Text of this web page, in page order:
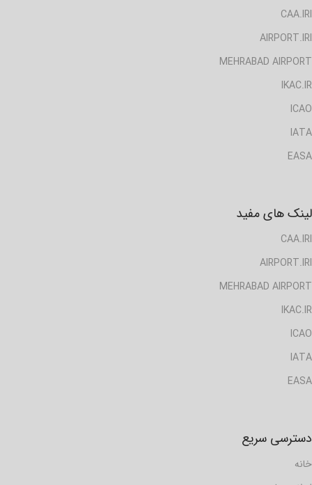
CAA.IRI
AIRPORT.IRI
MEHRABAD AIRPORT
IKAC.IR
ICAO
IATA
EASA
لینک های مفید
CAA.IRI
AIRPORT.IRI
MEHRABAD AIRPORT
IKAC.IR
ICAO
IATA
EASA
دسترسی سریع
خانه